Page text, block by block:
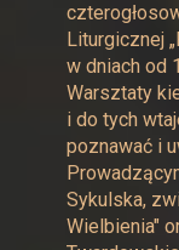
Liturgicznej
w dniach od
Warsztaty
i do tych
poznawać i
Sykulska,
Wielbienia"